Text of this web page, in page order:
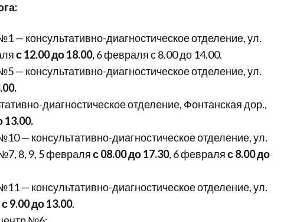
— консультативно-диагностическое отделение, ул.
с 12.00 до 18.00,6 февраля с 8.00 до 14.00.
— консультативно-диагностическое отделение, ул.
диагностическое отделение, Фонтанская дор.,
13.00.
— консультативно-диагностическое отделение, ул.
8, 9, 5 февраляс 08.00 до 17.30, 6 февраляс 8.00 до
— консультативно-диагностическое отделение, ул.
с 9.00 до 13.00.